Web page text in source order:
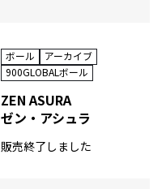
ボール
アーカイブ
900GLOBALボール
ZEN ASURA
ゼン・アシュラ
販売終了しました